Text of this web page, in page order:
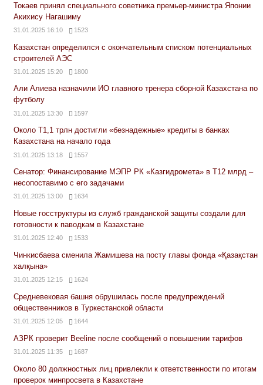
Токаев принял специального советника премьер-министра Японии
Акихису Нагашиму
31.01.2025 16:10 1523
Казахстан определился с окончательным списком потенциальных
строителей АЭС
31.01.2025 15:20 1800
Али Алиева назначили ИО главного тренера сборной Казахстана по
футболу
31.01.2025 13:30 1597
Около Т1,1 трлн достигли «безнадежные» кредиты в банках
Казахстана на начало года
31.01.2025 13:18 1557
Сенатор: Финансирование МЭПР РК «Казгидромета» в Т12 млрд –
несопоставимо с его задачами
31.01.2025 13:00 1634
Новые госструктуры из служб гражданской защиты создали для
готовности к паводкам в Казахстане
31.01.2025 12:40 1533
Чинкисбаева сменила Жамишева на посту главы фонда «Қазақстан
халқына»
31.01.2025 12:15 1624
Средневековая башня обрушилась после предупреждений
общественников в Туркестанской области
31.01.2025 12:05 1644
АЗРК проверит Beeline после сообщений о повышении тарифов
31.01.2025 11:35 1687
Около 80 должностных лиц привлекли к ответственности по итогам
проверок минпросвета в Казахстане